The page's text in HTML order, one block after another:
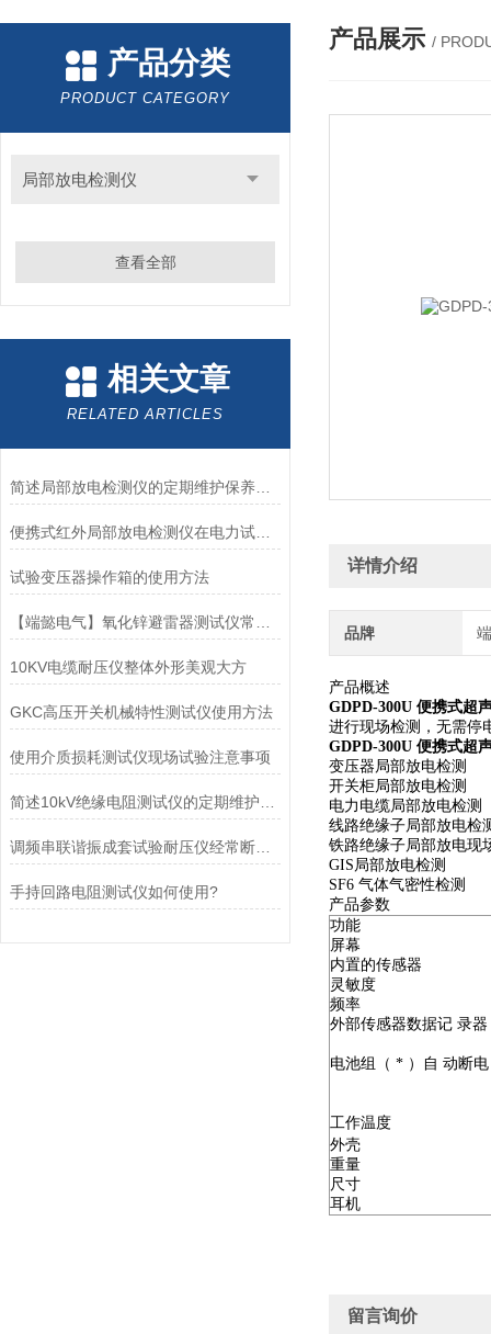
产品分类
PRODUCT CATEGORY
局部放电检测仪
查看全部
相关文章
RELATED ARTICLES
简述局部放电检测仪的定期维护保养方法
便携式红外局部放电检测仪在电力试验中发挥什么作用呢？
试验变压器操作箱的使用方法
10KV电缆耐压仪整体外形美观大方
GKC高压开关机械特性测试仪使用方法
使用介质损耗测试仪现场试验注意事项
调频串联谐振成套试验耐压仪经常断电的原因有哪些方面呢
手持回路电阻测试仪如何使用?
产品展示 /
详情介绍
品牌
产品概述
GDPD-300U 便携式超
进行现场检测，无需停
GDPD-300U 便携式超
变压器局部放电检测
开关柜局部放电检测
电力电缆局部放电检测
线路绝缘子局部放电检
铁路绝缘子局部放电现
GIS局部放电检测
SF6 气体气密性检测
产品参数
功能
屏幕
内置的传感器
灵敏度
频率
外部传感器数据记 录器
电池组（ * ）自 动断电
工作温度
外壳
重量
尺寸
耳机
留言询价